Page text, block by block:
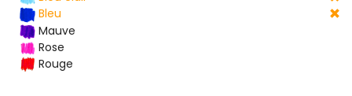
Bleu
Mauve
Rose
Rouge